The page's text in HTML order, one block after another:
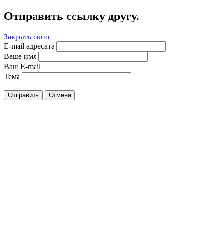
Отправить ссылку другу.
Закрыть окно
E-mail адресата
Ваше имя
Ваш E-mail
Тема
Отправить Отмена